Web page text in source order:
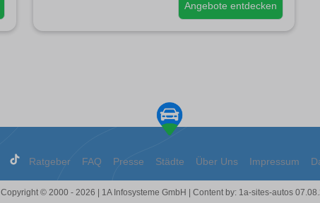
Angebote entdecken
Ratgeber FAQ Presse Städte Über Uns Impressum
Copyright © 2000 - 2026 | 1A Infosysteme GmbH | Content by: 1a-sites-autos